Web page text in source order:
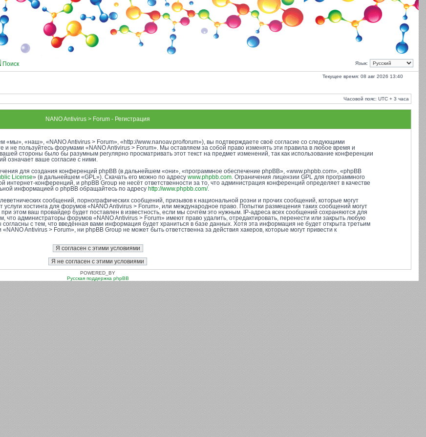
Язык:
Поиск
Текущее время: 08 авг 2026 13:40
Часовой пояс: UTC + 3 часа
NANO Antivirus > Forum - Регистрация
«наш», «NANO Antivirus > Forum», «http://www.nanoav.pro/forum»), вы подтверждаете своё согласие со следующими
и не пользуйтесь форумами «NANO Antivirus > Forum». Мы оставляем за собой право изменять эти правила в любое время и
стороны было бы разумным регулярно просматривать этот текст на предмет изменений, так как использование конференции
означает ваше согласие с ними.
для создания конференций phpBB (в дальнейшем «они», «программное обеспечение phpBB», «www.phpbb.com», «phpBB
License» (в дальнейшем «GPL»). Скачать его можно по адресу www.phpbb.com . Ограничения лицензии GPL для программного
интернет-конференций, и phpBB Group не несёт ответственности за то, что администрация конференций определяет в качестве
информацией о phpBB обращайтесь по адресу http://www.phpbb.com/.
сообщений, порнографических сообщений, призывов к национальной розни и прочих сообщений, которые могут
хостинга для форумов «NANO Antivirus > Forum», или международное право. Попытки размещения таких сообщений могут
этом ваш провайдер будет поставлен в известность, если мы сочтём это нужным. IP-адреса всех сообщений сохраняются для
что администраторы форумов «NANO Antivirus > Forum» имеют право удалить, отредактировать, перенести или закрыть любую
с тем, что введённая вами информация будет храниться в базе данных. Хотя эта информация не будет открыта третьим
Antivirus > Forum», ни phpBB Group не может быть ответственна за действия хакеров, которые могут привести к
POWERED_BY
Русская поддержка phpBB